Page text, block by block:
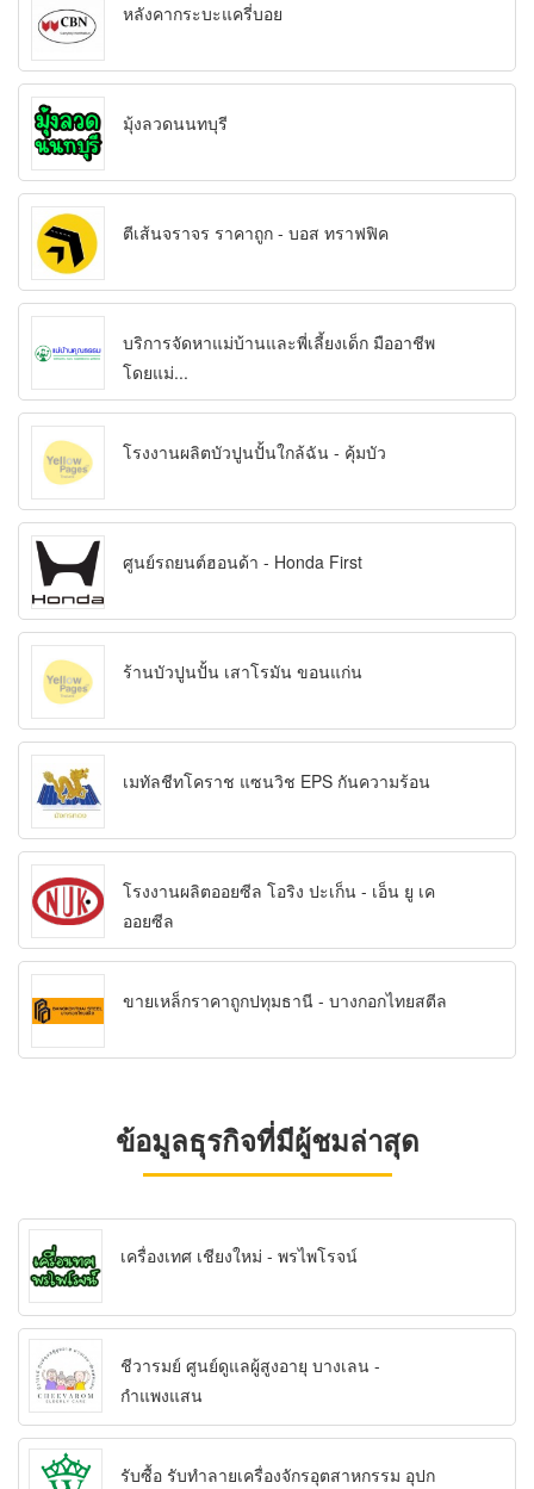
หลังคากระบะแครี่บอย
มุ้งลวดนนทบุรี
ตีเส้นจราจร ราคาถูก - บอส ทราฟฟิค
บริการจัดหาแม่บ้านและพี่เลี้ยงเด็ก มืออาชีพ
โดยแม่...
โรงงานผลิตบัวปูนปั้นใกล้ฉัน - คุ้มบัว
ศูนย์รถยนต์ฮอนด้า - Honda First
ร้านบัวปูนปั้น เสาโรมัน ขอนแก่น
เมทัลชีทโคราช แซนวิช EPS กันความร้อน
โรงงานผลิตออยซีล โอริง ปะเก็น - เอ็น ยู เค
ออยซีล
ขายเหล็กราคาถูกปทุมธานี - บางกอกไทยสตีล
ข้อมูลธุรกิจที่มีผู้ชมล่าสุด
เครื่องเทศ เชียงใหม่ - พรไพโรจน์
ชีวารมย์ ศูนย์ดูแลผู้สูงอายุ บางเลน -
กำแพงแสน
รับซื้อ รับทำลายเครื่องจักรอุตสาหกรรม อุปก